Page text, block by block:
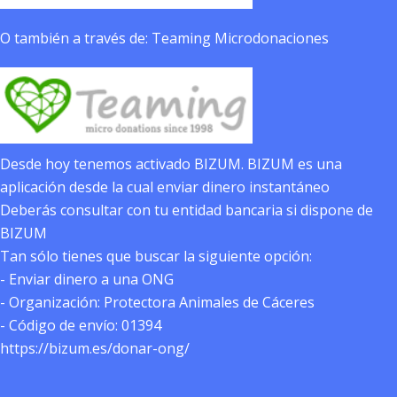
O también a través de: Teaming Microdonaciones
Desde hoy tenemos activado BIZUM. BIZUM es una
aplicación desde la cual enviar dinero instantáneo
Deberás consultar con tu entidad bancaria si dispone de
BIZUM
Tan sólo tienes que buscar la siguiente opción:
- Enviar dinero a una ONG
- Organización: Protectora Animales de Cáceres
- Código de envío: 01394
https://bizum.es/donar-ong/